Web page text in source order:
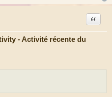
- Activité récente du
Citation